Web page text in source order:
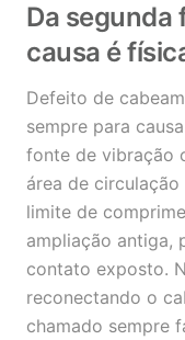
Da segunda
causa é
Defeito de
sempre para
fonte de vibração
área de
limite de
ampliação antiga,
contato exposto.
reconectando o
chamado sempre